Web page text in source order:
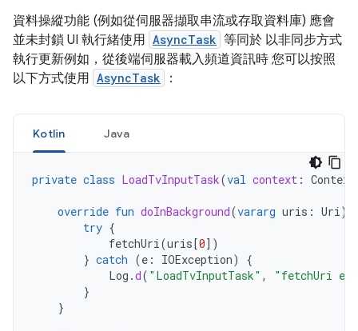
資料操縱功能 (例如從伺服器擷取串流或存取資料庫) 應會
並未封鎖 UI 執行緒使用 AsyncTask 等同於 以非同步方式
執行更新例如，從後端伺服器載入頻道資訊時 您可以按照
以下方式使用 AsyncTask ：
Kotlin Java
private class LoadTvInputTask(val context : Context
override fun doInBackground(vararg uris : Uri)
try {
fetchUri(uris [0] )
} catch (e : IOException)
{
Log .d( "LoadTvInputTask" ,
"fetchUri
}
}